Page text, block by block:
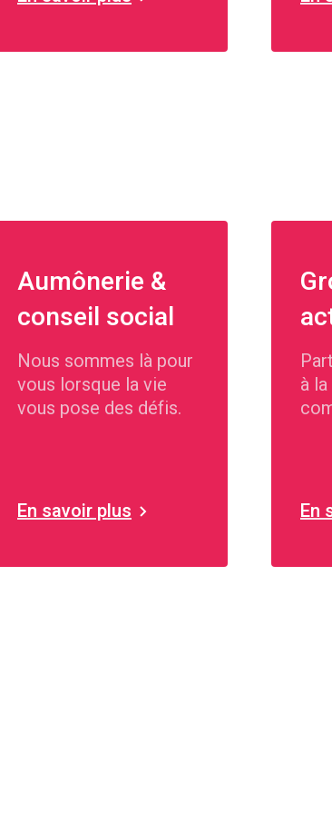
Aumônerie &
conseil social
Nous sommes là pour
vous lorsque la vie
vous pose des défis.
En savoir plus
à
En